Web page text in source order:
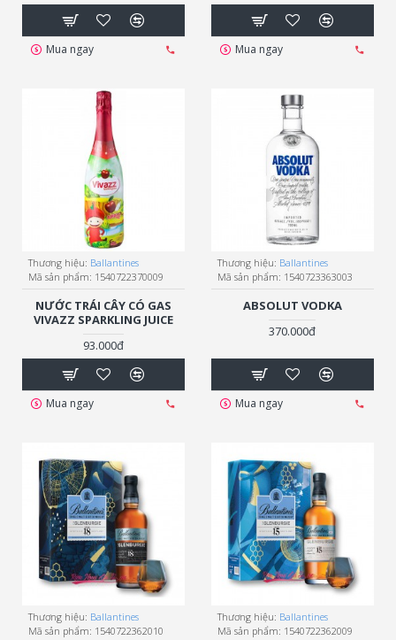
Mua ngay Mua ngay
Thương hiệu: Ballantines
Mã sản phẩm: 1540722370009
NƯỚC TRÁI CÂY CÓ GAS
VIVAZZ SPARKLING JUICE
93.000đ
Mua ngay
Thương hiệu: Ballantines
Mã sản phẩm: 1540723363003
ABSOLUT VODKA
370.000đ
Mua ngay
Thương hiệu: Ballantines
Mã sản phẩm: 1540722362010
Thương hiệu: Ballantines
Mã sản phẩm: 1540722362009